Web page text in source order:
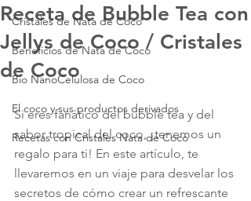
Cristales de Nata de Coco
Beneficios de Nata de Coco
Bio NanoCelulosa de Coco
El coco y sus productos derivados
Recetas con Cristales Nata de Coco
Receta de Bubble Tea con
Jellys de Coco / Cristales
de Coco
Si eres fanático del bubble tea y del
sabor tropical del coco, ¡tenemos un
regalo para ti! En este artículo, te
llevaremos en un viaje para desvelar los
secretos de cómo crear un refrescante